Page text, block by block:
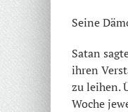
Seine
Satan
ihren
zu leihen.
Woche